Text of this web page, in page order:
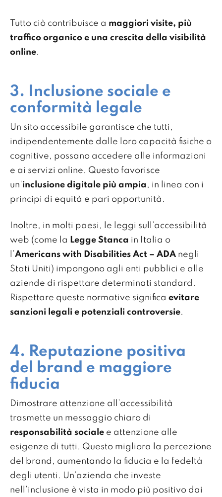
Tutto ciò contribuisce a maggiori visite, più
traffico organico e una crescita della visibilità
online.
3. Inclusione sociale e
conformità legale
Un sito accessibile garantisce che tutti,
indipendentemente dalle loro capacità fisiche o
cognitive, possano accedere alle informazioni
e ai servizi online. Questo favorisce
un'inclusione digitale più ampia, in linea con i
principi di equità e pari opportunità.
Inoltre, in molti paesi, le leggi sull’accessibilità
web (come la Legge Stanca in Italia o
l’Americans with Disabilities Act – ADA negli
Stati Uniti) impongono agli enti pubblici e alle
aziende di rispettare determinati standard.
Rispettare queste normative significa evitare
sanzioni legali e potenziali controversie.
4. Reputazione positiva
del brand e maggiore
fiducia
Dimostrare attenzione all’accessibilità
trasmette un messaggio chiaro di
responsabilità sociale e attenzione alle
esigenze di tutti. Questo migliora la percezione
del brand, aumentando la fiducia e la fedeltà
degli utenti. Un’azienda che investe
nell’inclusione è vista in modo più positivo dai